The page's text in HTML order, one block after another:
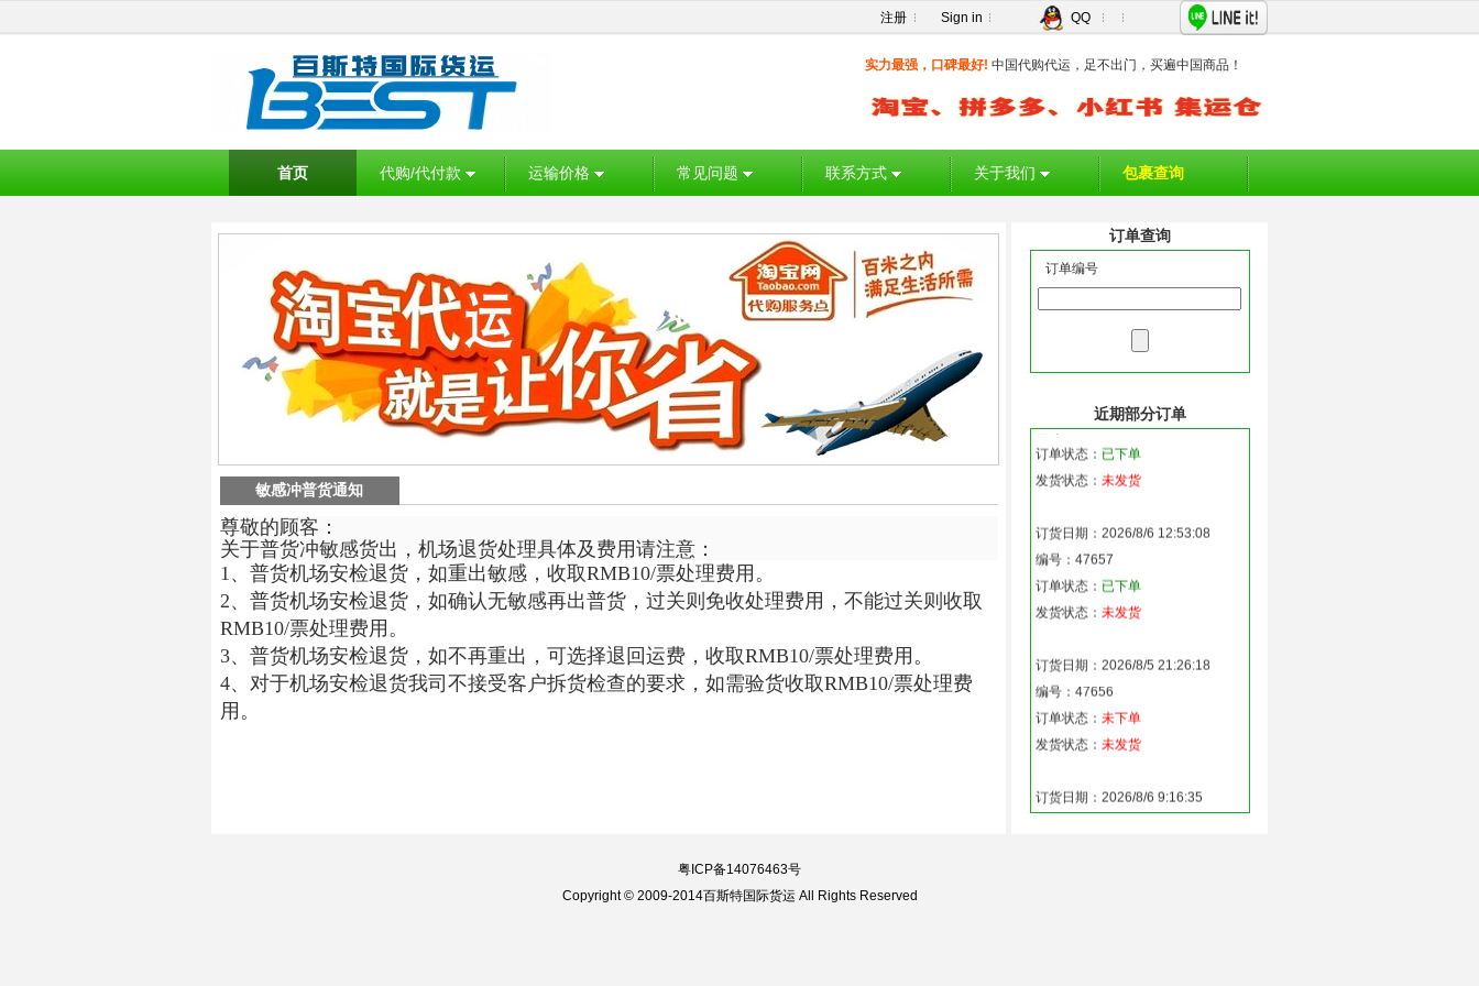
注册 Sign in QQ
实力最强，口碑最好! 中国代购代运，足不出门，买遍中国商品！
首页 代购/代付款 运输价格 常见问题 联系方式 关于我们 包裹查询
敏感冲普货通知
尊敬的顾客：
关于普货冲敏感货出，机场退货处理具体及费用请注意：
1、普货机场安检退货，如重出敏感，收取RMB10/票处理费用。
2、普货机场安检退货，如确认无敏感再出普货，过关则免收处理费用，不能过关则收取
RMB10/票处理费用。
3、普货机场安检退货，如不再重出，可选择退回运费，收取RMB10/票处理费用。
4、对于机场安检退货我司不接受客户拆货检查的要求，如需验货收取RMB10/票处理费
用。
订单查询
订单编号
近期部分订单
编号：47660
订单状态： 已下单
订货日期：2026/8/6 15:20:42
编号：47659
订单状态：已下单
编号：47658
订单状态：
已下单
发货状态：
未发货
订货日期：2026/8/6 12:53:08
编号：47657
订单状态：
已下单
发货状态：
未发货
订货日期：2026/8/5 21:26:18
编号：47656
订单状态：
未下单
发货状态：
未发货
订货日期：2026/8/6 9:16:35
编号：47655
粤ICP备14076463号
Copyright © 2009-2014百斯特国际货运 All Rights Reserved